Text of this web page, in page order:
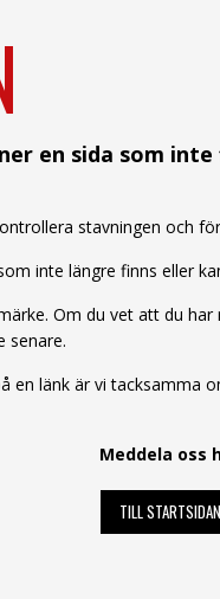
en sida som inte
stavningen och
inte längre finns eller
Om du vet att du
senare.
en länk är vi tacksamma
Meddela oss
TILL STARTSIDAN